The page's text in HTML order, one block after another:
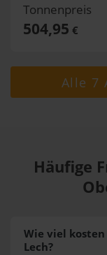
Tonnenpreis
504,95 €
Alle 7
Häufige
Wie viel
Lech?